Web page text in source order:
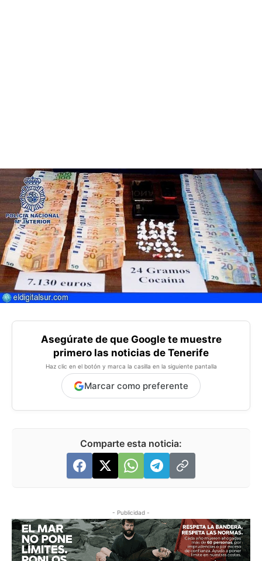
Asegúrate de que Google te muestre
primero las noticias de Tenerife
Haz clic en el botón y marca la casilla en la siguiente pantalla
Marcar como preferente
Comparte esta noticia:
- Publicidad -